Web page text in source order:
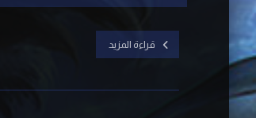
قراءة المزيد